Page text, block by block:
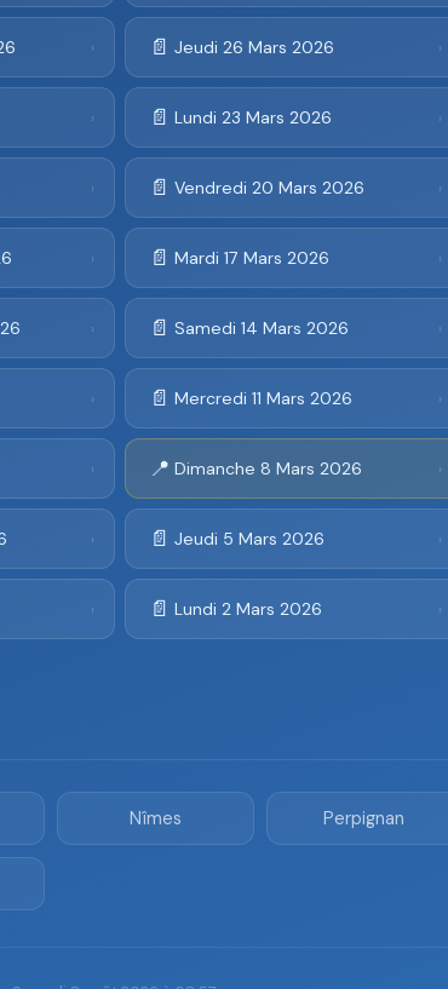
› 📄 Jeudi 26 Mars 2026 ›
› 📄 Lundi 23 Mars 2026 ›
› 📄 Vendredi 20 Mars 2026 ›
› 📄 Mardi 17 Mars 2026 ›
› 📄 Samedi 14 Mars 2026 ›
› 📄 Mercredi 11 Mars 2026 ›
› 📍 Dimanche 8 Mars 2026 ›
› 📄 Jeudi 5 Mars 2026 ›
› 📄 Lundi 2 Mars 2026 ›
Nîmes Perpignan